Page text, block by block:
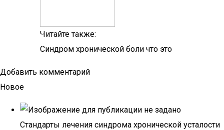
Читайте также:
Синдром хронической боли что это
Добавить комментарий
Новое
Стандарты лечения синдрома хронической усталости